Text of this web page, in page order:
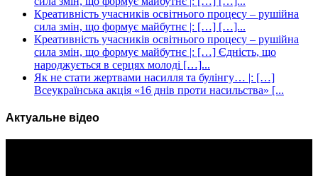
Креативність учасників освітнього процесу – рушійна
сила змін, що формує майбутнє |: […] […]...
Креативність учасників освітнього процесу – рушійна
сила змін, що формує майбутнє |: […] Єдність, що
народжується в серцях молоді […]...
Як не стати жертвами насилля та булінгу… |: […]
Всеукраїнська акція «16 днів проти насильства» [...
Актуальне відео